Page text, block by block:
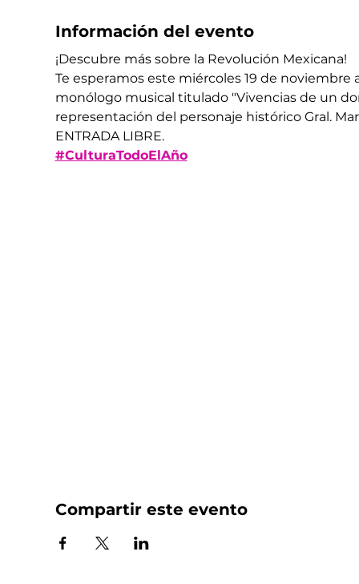
Información del evento
¡Descubre más sobre la Revolución Mexicana!
Te esperamos este miércoles 19 de noviembre
monólogo musical titulado "Vivencias de un
representación del personaje histórico Gral.
ENTRADA LIBRE.
#CulturaTodoElAño
Compartir este evento